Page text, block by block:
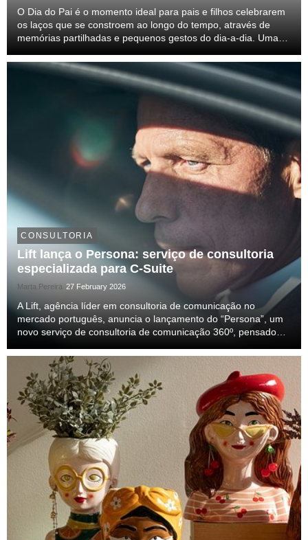
O Dia do Pai é o momento ideal para pais e filhos celebrarem
os laços que se constroem ao longo do tempo, através de
memórias partilhadas e pequenos gestos do dia-a-dia. Uma
assinalada com uma oferta que eternize ...
CONSULTORIA
Lift lança o Persona: serviço de consultoria
especializada para C-Suite
Marta Pereira 27 February 2026
A Lift, agência líder em consultoria de comunicação no
mercado português, anuncia o lançamento do “Persona”, um
novo serviço de consultoria de comunicação 360º, pensado
CTO, CIO, CHRO, entre outros). Num contexto em...